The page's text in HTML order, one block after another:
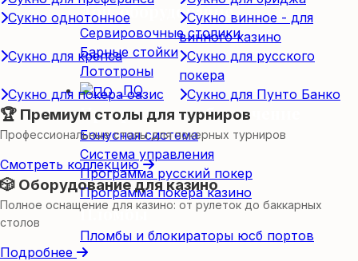
Доп. оборудование
Сервировочные столики
Барные стойки
Лототроны
ПО
Программное обеспечение
Бонусная система
Система управления
Программа русский покер
Программа покера казино
Пломбы
Пломбы и блокираторы юсб портов
Сукно однотонное
Сукно винное - для
винного казино
Сукно для крепса
Сукно для русского
покера
Сукно для покера оазис
Сукно для Пунто Банко
🏆 Премиум столы для турниров
Профессиональные столы для покерных турниров
Смотреть коллекцию
🎲 Оборудование для казино
Полное оснащение для казино: от рулеток до баккарных
столов
Подробнее